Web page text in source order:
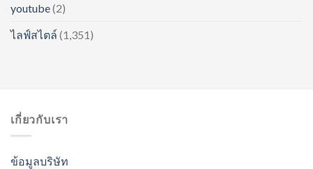
youtube(2)
ไลฟ์สไตล์ (1,351)
เกี่ยวกับเรา
ข้อมูลบริษัท